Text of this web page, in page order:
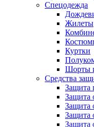
Спецодежда
Жилеты
Куртки
Шорты
Средства
Защита
Защита
Защита
Защита
Защита